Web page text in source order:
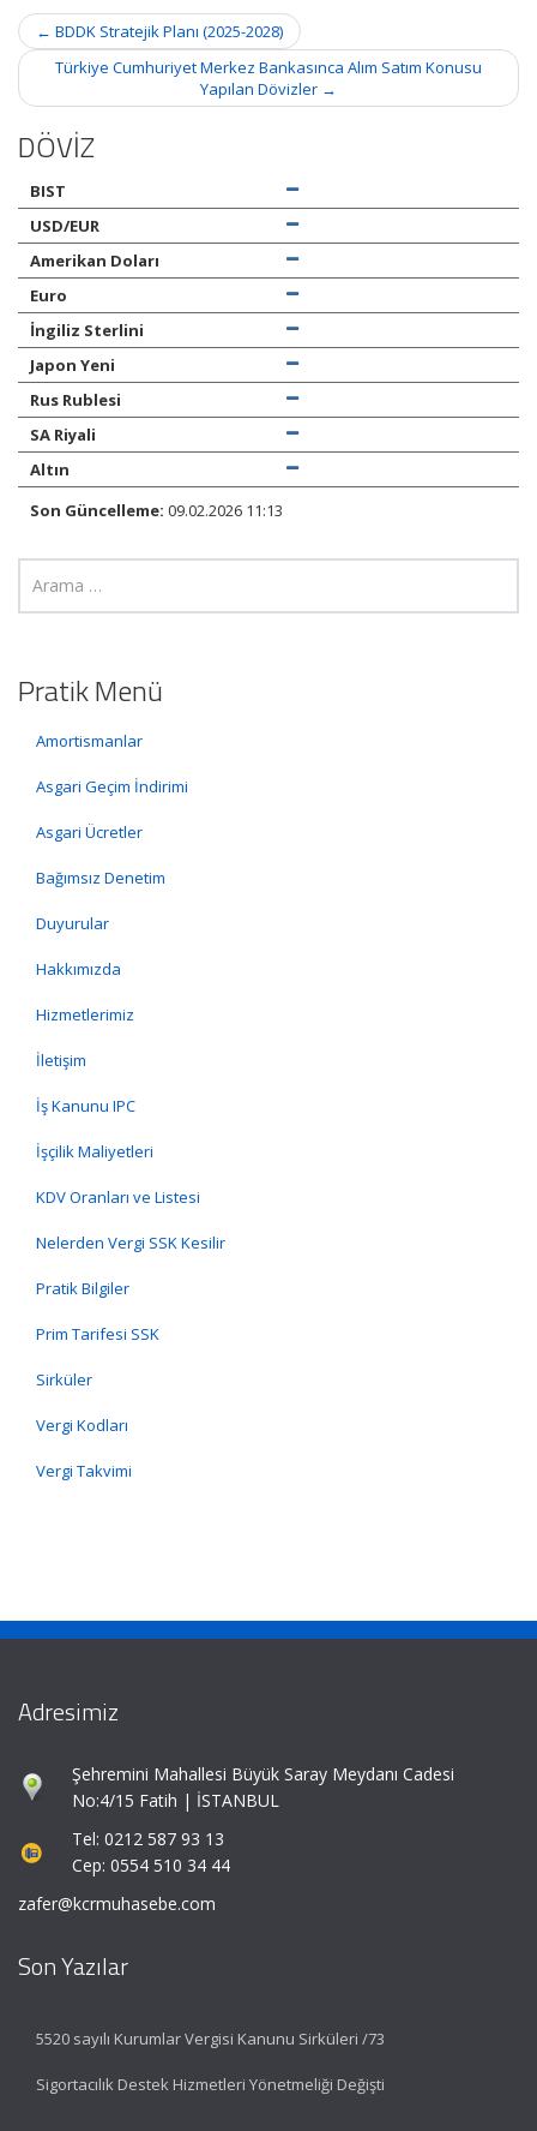
Post
navigation
← BDDK Stratejik Planı (2025-2028)
Türkiye Cumhuriyet Merkez Bankasınca Alım Satım Konusu
Yapılan Dövizler →
DÖVİZ
BIST
USD/EUR
Amerikan Doları
Euro
İngiliz Sterlini
Japon Yeni
Rus Rublesi
SA Riyali
Altın
Son Güncelleme: 09.02.2026 11:13
Pratik Menü
Amortismanlar
Asgari Geçim İndirimi
Asgari Ücretler
Bağımsız Denetim
Duyurular
Hakkımızda
Hizmetlerimiz
İletişim
İş Kanunu IPC
İşçilik Maliyetleri
KDV Oranları ve Listesi
Nelerden Vergi SSK Kesilir
Pratik Bilgiler
Prim Tarifesi SSK
Sirküler
Vergi Kodları
Vergi Takvimi
Adresimiz
Şehremini Mahallesi Büyük Saray Meydanı Cadesi
No:4/15 Fatih | İSTANBUL
Tel: 0212 587 93 13
Cep: 0554 510 34 44
zafer@kcrmuhasebe.com
Son Yazılar
5520 sayılı Kurumlar Vergisi Kanunu Sirküleri /73
Sigortacılık Destek Hizmetleri Yönetmeliği Değişti